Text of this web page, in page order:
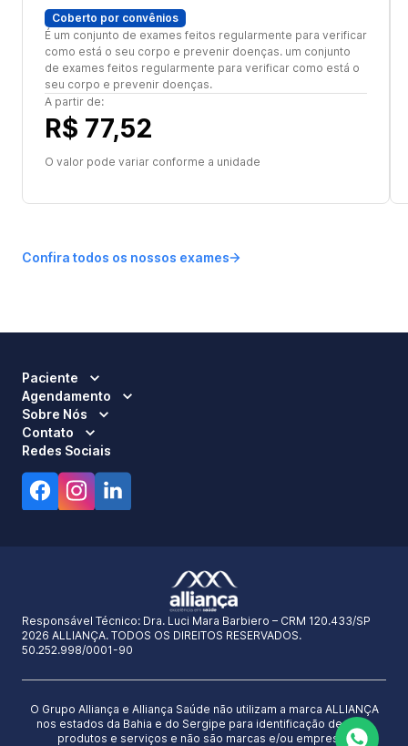
Coberto por convênios
É um conjunto de exames feitos regularmente para verificar
como está o seu corpo e prevenir doenças. um conjunto
de exames feitos regularmente para verificar como está o
seu corpo e prevenir doenças.
A partir de:
R$ 77,52
O valor pode variar conforme a unidade
Confira todos os nossos exames
Paciente
Agendamento
Sobre Nós
Contato
Redes Sociais
Responsável Técnico: Dra. Luci Mara Barbiero – CRM 120.433/SP
2026 ALLIANÇA. TODOS OS DIREITOS RESERVADOS.
50.252.998/0001-90
O Grupo Alliança e Alliança Saúde não utilizam a marca ALLIANÇA
nos estados da Bahia e do Sergipe para identificação de seus
produtos e serviços e não são marcas e/ou empresas